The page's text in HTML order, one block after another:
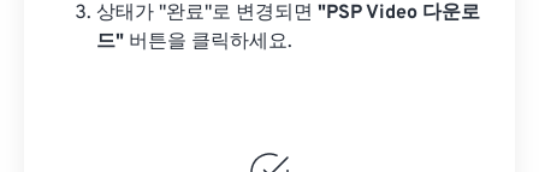
상태가 "완료"로 변경되면 "PSP Video 다운로
드" 버튼을 클릭하세요.